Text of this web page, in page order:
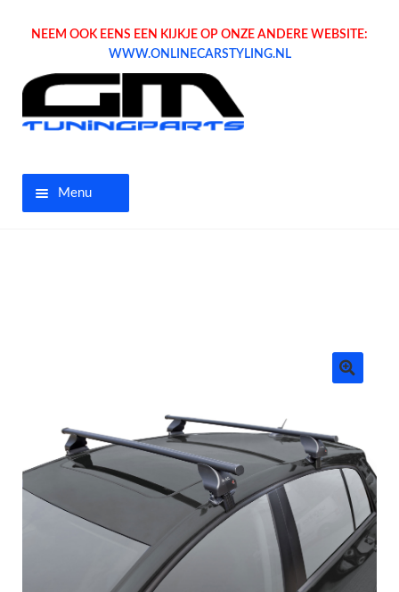
NEEM OOK EENS EEN KIJKJE OP ONZE ANDERE WEBSITE:
WWW.ONLINECARSTYLING.NL
Menu
OPC Line
Bedrijfswagen parts